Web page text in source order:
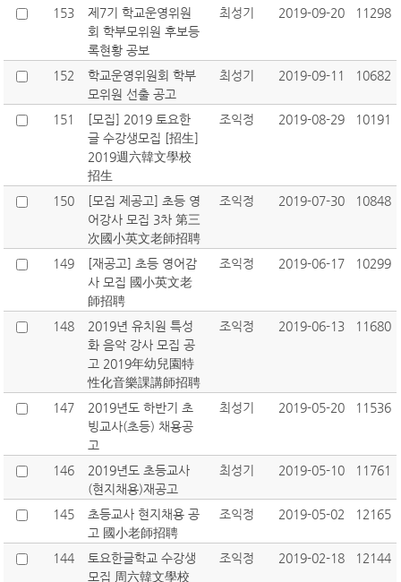
153
제7기 학교운영위원
회 학부모위원 후보등
록현황 공보
최성기 2019-09-20 11298
152
학교운영위원회 학부
모위원 선출 공고
최성기 2019-09-11 10682
151
[모집] 2019 토요한
글 수강생모집 [招生]
2019週六韓文學校
招生
조익정 2019-08-29 10191
150
[모집 제공고] 초등 영
어강사 모집 3차 第三
次國小英文老師招聘
조익정 2019-07-30 10848
149
[재공고] 초등 영어감
사 모집 國小英文老
師招聘
조익정 2019-06-17 10299
148
2019년 유치원 특성
화 음악 강사 모집 공
고 2019年幼兒園特
性化音樂課講師招聘
조익정 2019-06-13 11680
147
2019년도 하반기 초
빙교사(초등) 채용공
고
최성기 2019-05-20 11536
146
2019년도 초등교사
(현지채용)재공고
최성기 2019-05-10 11761
145
초등교사 현지채용 공
고 國小老師招聘
조익정 2019-05-02 12165
144
토요한글학교 수강생
모집 周六韓文學校
조익정 2019-02-18 12144